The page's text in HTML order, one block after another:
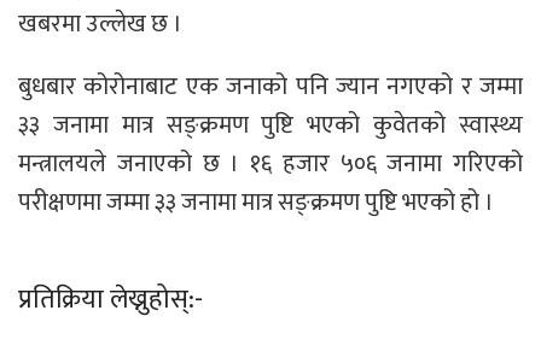
खबरमा उल्लेख छ ।
बुधबार कोरोनाबाट एक जनाको पनि ज्यान नगएको र जम्मा
३३ जनामा मात्र सङ्क्रमण पुष्टि भएको कुवेतको स्वास्थ्य
मन्त्रालयले जनाएको छ । १६ हजार ५०६ जनामा गरिएको
परीक्षणमा जम्मा ३३ जनामा मात्र सङ्क्रमण पुष्टि भएको हो ।
प्रतिक्रिया लेख्नुहोस्:-